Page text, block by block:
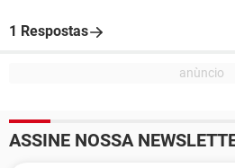
1 Respostas
ASSINE NOSSA